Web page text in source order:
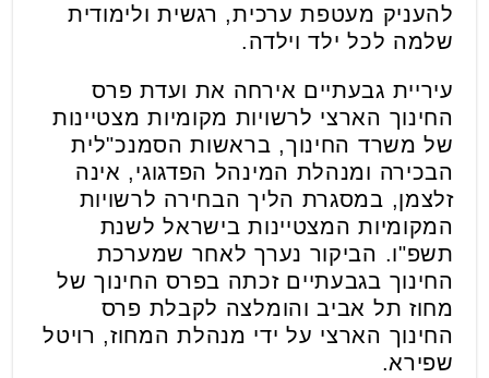
להעניק מעטפת ערכית, רגשית ולימודית
שלמה לכל ילד וילדה.
עיריית גבעתיים אירחה את ועדת פרס
החינוך הארצי לרשויות מקומיות מצטיינות
של משרד החינוך, בראשות הסמנכ"לית
הבכירה ומנהלת המינהל הפדגוגי, אינה
זלצמן, במסגרת הליך הבחירה לרשויות
המקומיות המצטיינות בישראל לשנת
תשפ"ו. הביקור נערך לאחר שמערכת
החינוך בגבעתיים זכתה בפרס החינוך של
מחוז תל אביב והומלצה לקבלת פרס
החינוך הארצי על ידי מנהלת המחוז, רויטל
שפירא.